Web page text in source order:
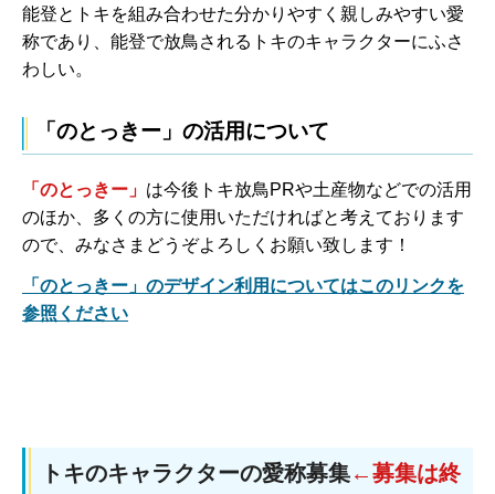
能登とトキを組み合わせた分かりやすく親しみやすい愛
称であり、能登で放鳥されるトキのキャラクターにふさ
わしい。
「のとっきー」の活用について
「のとっきー」 は今後トキ放鳥PRや土産物などでの活用
のほか、多くの方に使用いただければと考えております
ので、みなさまどうぞよろしくお願い致します！
「のとっきー」のデザイン利用についてはこのリンクを
参照ください
トキのキャラクターの愛称募集←募集は終